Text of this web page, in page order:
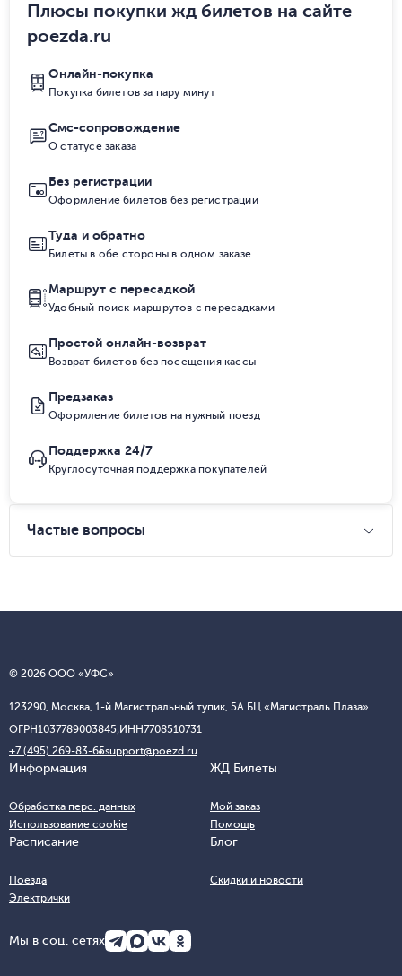
Плюсы покупки жд билетов на сайте
poezda.ru
Онлайн-покупка
Покупка билетов за пару минут
Смс-сопровождение
О статусе заказа
Без регистрации
Оформление билетов без регистрации
Туда и обратно
Билеты в обе стороны в одном заказе
Маршрут с пересадкой
Удобный поиск маршрутов с пересадками
Простой онлайн-возврат
Возврат билетов без посещения кассы
Предзаказ
Оформление билетов на нужный поезд
Поддержка 24/7
Круглосуточная поддержка покупателей
Частые вопросы
© 2026 ООО «УФС»
123290, Москва, 1-й Магистральный тупик, 5А БЦ «Магистраль Плаза»
ОГРН1037789003845;ИНН7708510731
+7 (495) 269-83-65support@poezd.ru
Информация
Обработка перс. данных
Использование cookie
ЖД Билеты
Мой заказ
Помощь
Расписание
Поезда
Электрички
Блог
Скидки и новости
Мы в соц. сетях